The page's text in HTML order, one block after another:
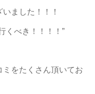
ました！！！
くべき！！！！”
をたくさん頂いてお